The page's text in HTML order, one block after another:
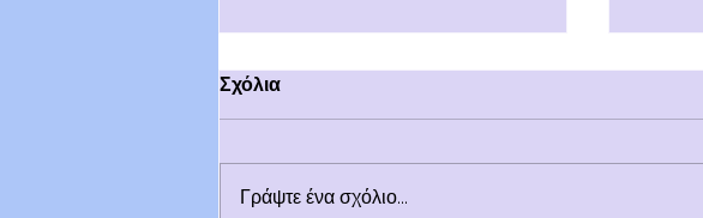
Σχόλια
Γράψτε ένα σχόλιο...